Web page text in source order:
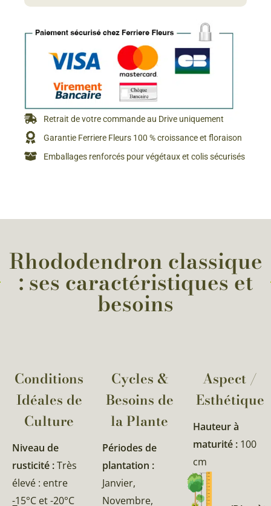
Retrait de votre commande au Drive uniquement
Garantie Ferriere Fleurs 100 % croissance et floraison
Emballages renforcés pour végétaux et colis sécurisés
Rhododendron classique
: ses caractéristiques et
besoins
Conditions
Idéales de
Culture
Niveau de
rusticité :Très
élevé : entre
-15°C et -20°C
Cycles &
Besoins de
la Plante​
Périodes de
plantation :
Janvier,
Novembre,
Aspect /
Esthétique
Hauteur à
maturité : 100
cm